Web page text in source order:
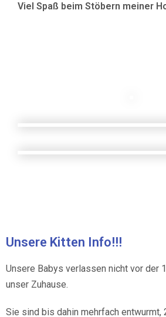
Viel Spaß beim Stöbern meiner
Unsere Kitten Info!!!
Unsere Babys verlassen nicht vor der
unser Zuhause.
Sie sind bis dahin mehrfach entwurmt,